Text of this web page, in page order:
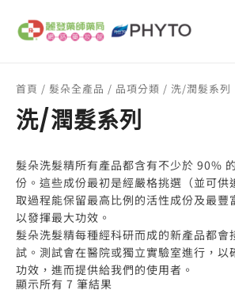
首頁 / 髮朵全產品 / 品項分類 / 洗/潤髮系列
洗/潤髮系列
髮朵洗髮精所有產品都含有不少於 90%
份。這些成份最初是經嚴格挑選（並可供
取過程能保留最高比例的活性成份及最豐
以發揮最大功效。
髮朵洗髮精每種經科研而成的新產品都會
試。測試會在醫院或獨立實驗室進行，以
功效，進而提供給我們的使用者。
顯示所有 7 筆結果
尋
關
: